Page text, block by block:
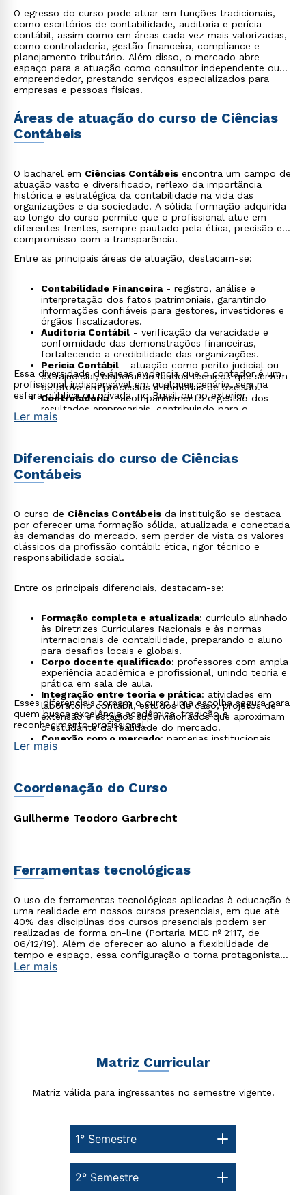
O egresso do curso pode atuar em funções tradicionais,
como escritórios de contabilidade, auditoria e perícia
contábil, assim como em áreas cada vez mais valorizadas,
como controladoria, gestão financeira, compliance e
planejamento tributário. Além disso, o mercado abre
espaço para a atuação como consultor independente ou
empreendedor, prestando serviços especializados para
empresas e pessoas físicas.
Áreas de atuação do curso de Ciências
Contábeis
O bacharel em Ciências Contábeis encontra um campo de
atuação vasto e diversificado, reflexo da importância
histórica e estratégica da contabilidade na vida das
organizações e da sociedade. A sólida formação adquirida
ao longo do curso permite que o profissional atue em
diferentes frentes, sempre pautado pela ética, precisão e
compromisso com a transparência.
Entre as principais áreas de atuação, destacam-se:
Contabilidade Financeira- registro, análise e
interpretação dos fatos patrimoniais, garantindo
informações confiáveis para gestores, investidores e
órgãos fiscalizadores.
Auditoria Contábil - verificação da veracidade e
conformidade das demonstrações financeiras,
fortalecendo a credibilidade das organizações.
Perícia Contábil - atuação como perito judicial ou
extrajudicial, elaborando laudos técnicos que servem
de prova em processos e tomadas de decisão.
Controladoria- acompanhamento e gestão dos
resultados empresariais, contribuindo para o
planejamento estratégico e a sustentabilidade
de estratégias para otimização fiscal e atendimento
às exigências legais.
Setor Público
financeira e orçamentária em órgãos governamentais.
profissionais e produção de conhecimento científico
na área contábil.
Essa diversidade de áreas evidencia que o contador é um
profissional indispensável em qualquer cenário, seja na
esfera pública ou privada, no Brasil ou no exterior.
Ler mais
Diferenciais do curso de Ciências
Contábeis
O curso de Ciências Contábeis da instituição se destaca
por oferecer uma formação sólida, atualizada e conectada
às demandas do mercado, sem perder de vista os valores
clássicos da profissão contábil: ética, rigor técnico e
responsabilidade social.
Entre os principais diferenciais, destacam-se:
Formação completa e atualizada: currículo alinhado
às Diretrizes Curriculares Nacionais e às normas
internacionais de contabilidade, preparando o aluno
para desafios locais e globais.
Corpo docente qualificado: professores com ampla
experiência acadêmica e profissional, unindo teoria e
prática em sala de aula.
Integração entre teoria e prática: atividades em
laboratório contábil, estudos de caso, projetos de
extensão e estágios supervisionados que aproximam
o estudante da realidade do mercado.
Conexão com o mercado: parcerias institucionais,
palestras com profissionais de referência e eventos
técnico, o curso valoriza a formação cidadã,
preparando o futuro contador para atuar de forma
Infraestrutura de qualidade
Esses diferenciais tornam o curso uma escolha segura para
quem busca excelência acadêmica, tradição e
reconhecimento profissional.
Ler mais
Coordenação do Curso
Guilherme Teodoro Garbrecht
Ferramentas tecnológicas
O uso de ferramentas tecnológicas aplicadas à educação é
uma realidade em nossos cursos presenciais, em que até
40% das disciplinas dos cursos presenciais podem ser
realizadas de forma on-line (Portaria MEC nº 2117, de
06/12/19). Além de oferecer ao aluno a flexibilidade de
tempo e espaço, essa configuração o torna protagonista
no processo de construção do seu conhecimento.
Ler mais
Matriz Curricular
Matriz válida para ingressantes no semestre vigente.
1° Semestre
2° Semestre